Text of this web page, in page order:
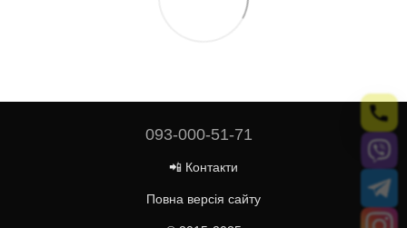
093-000-51-71
📲 Контакти
Повна версія сайту